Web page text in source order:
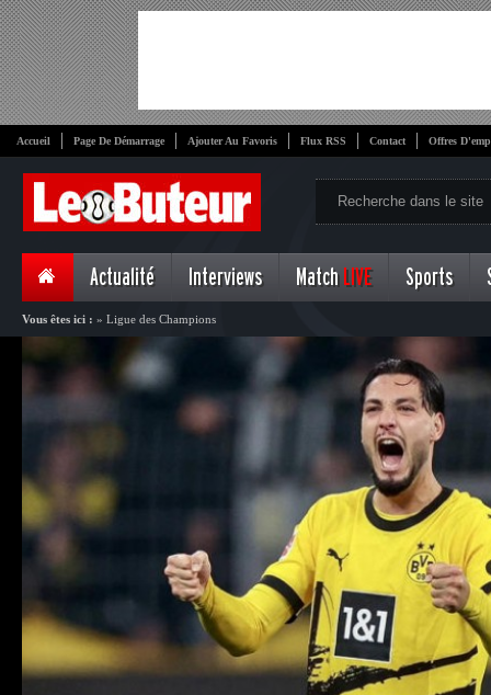
Accueil Page De Démarrage Ajouter Au Favoris Flux RSS Contact Offres
Actualité Interviews Match LIVE Sports
Vous êtes ici : » Ligue des Champions